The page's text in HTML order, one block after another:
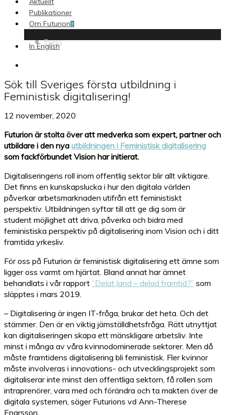
Publikationer
Om Futurion
Press
In English
Sök till Sveriges första utbildning i
Feministisk digitalisering!
12 november, 2020
Futurion är stolta över att medverka som expert, partner och
utbildare i den nya utbildningen i Feministisk digitalisering
som fackförbundet Vision har initierat.
Digitaliseringens roll inom offentlig sektor blir allt viktigare.
Det finns en kunskapslucka i hur den digitala världen
påverkar arbetsmarknaden utifrån ett feministiskt
perspektiv. Utbildningen syftar till att ge dig som är
student möjlighet att driva, påverka och bidra med
feministiska perspektiv på digitalisering inom Vision och i ditt
framtida yrkesliv.
För oss på Futurion är feministisk digitalisering ett ämne som
ligger oss varmt om hjärtat. Bland annat har ämnet
behandlats i vår rapport ”Delat land – delad framtid?” som
släpptes i mars 2019.
– Digitalisering är ingen IT-fråga, brukar det heta. Och det
stämmer. Den är en viktig jämställdhetsfråga. Rätt utnyttjat
kan digitaliseringen skapa ett mänskligare arbetsliv. Inte
minst i många av våra kvinnodominerade sektorer. Men då
måste framtidens digitalisering bli feministisk. Fler kvinnor
måste involveras i innovations- och utvecklingsprojekt som
digitaliserar inte minst den offentliga sektorn, få rollen som
intraprenörer, vara med och förändra och ta makten över de
digitala systemen, säger Futurions vd Ann-Therese
Enarsson.